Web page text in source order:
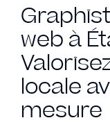
web à
locale
mesure